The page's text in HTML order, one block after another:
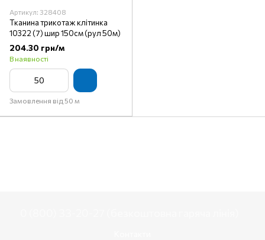
Артикул: 328408
Тканина трикотаж клітинка
10322 (7) шир 150см (рул 50м)
204.30 грн/м
В наявності
Замовлення від 50 м